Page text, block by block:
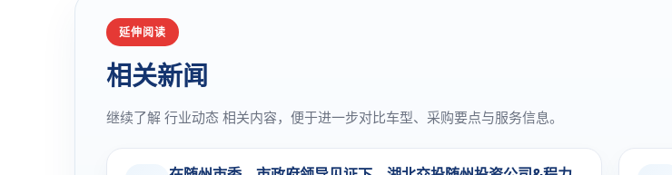
延伸阅读
相关新闻
继续了解 行业动态 相关内容，便于进一步对比车型、采购要点与服务信息。